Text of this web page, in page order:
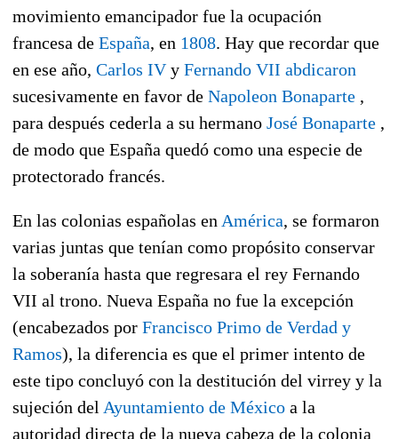
movimiento emancipador fue la ocupación
francesa de España, en 1808. Hay que recordar que
en ese año, Carlos IVy Fernando VII abdicaron
sucesivamente en favor de Napoleon Bonaparte ,
para después cederla a su hermano José Bonaparte ,
de modo que España quedó como una especie de
protectorado francés.
En las colonias españolas en América, se formaron
varias juntas que tenían como propósito conservar
la soberanía hasta que regresara el rey Fernando
VII al trono. Nueva España no fue la excepción
(encabezados por Francisco Primo de Verdad y
Ramos), la diferencia es que el primer intento de
este tipo concluyó con la destitución del virrey y la
sujeción del Ayuntamiento de México a la
autoridad directa de la nueva cabeza de la colonia